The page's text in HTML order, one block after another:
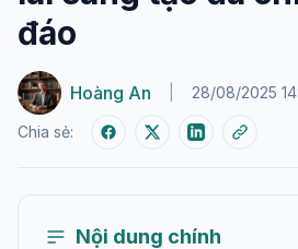
đáo
Hoàng An 28/08/2025
Chia sẻ:
Nội dung chính